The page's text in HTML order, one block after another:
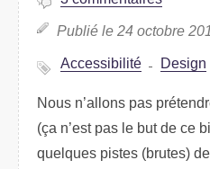
Publié le 24 octobre
Accessibilité Design
Nous n’allons pas
(ça n’est pas le but de ce
quelques pistes (brutes)